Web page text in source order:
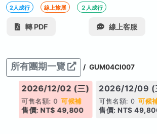
2人成行 線上旅展 ２人成行
轉 PDF 線上客服
所有團期一覽 / GUM04CI007
2026/12/02 (三)
可售名額: 0 可候補
售價: NT$ 49,800
2026/12/09 (
可售名額: 0 可候
售價: NT$